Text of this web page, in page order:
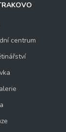
centrum